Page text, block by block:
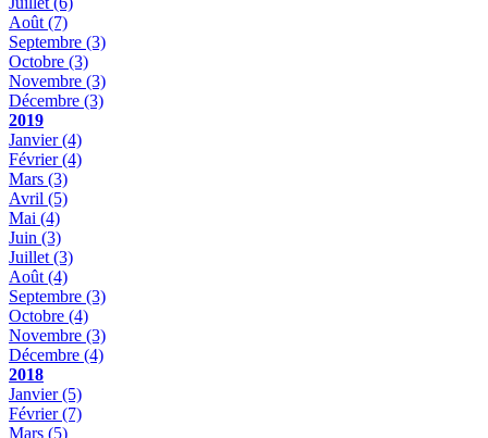
Août (7)
Septembre (3)
Octobre (3)
Novembre (3)
Décembre (3)
2019
Janvier(4)
Février(4)
Mars (3)
Avril (5)
Mai (4)
Juin (3)
Juillet (3)
Août (4)
Septembre (3)
Octobre (4)
Novembre (3)
Décembre (4)
2018
Janvier(5)
Février(7)
Mars (5)